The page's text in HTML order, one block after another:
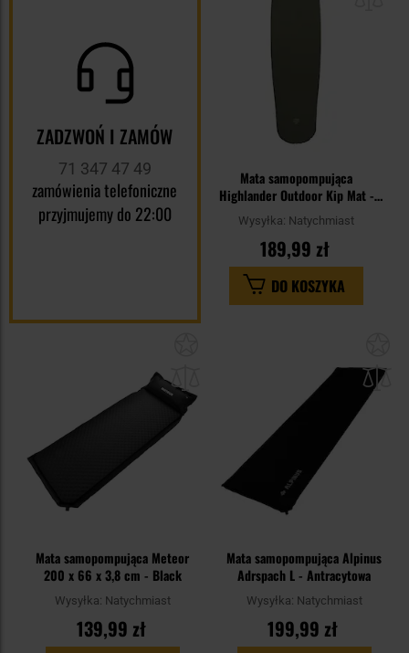
ZADZWOŃ I ZAMÓW
71 347 47 49
zamówienia telefoniczne
przyjmujemy do 22:00
Mata samopompująca
Highlander Outdoor Kip Mat -
Olive
Wysyłka: Natychmiast
189,99 zł
DO KOSZYKA
Mata samopompująca Meteor
200 x 66 x 3,8 cm - Black
Wysyłka: Natychmiast
139,99 zł
Mata samopompująca Alpinus
Adrspach L - Antracytowa
Wysyłka: Natychmiast
199,99 zł